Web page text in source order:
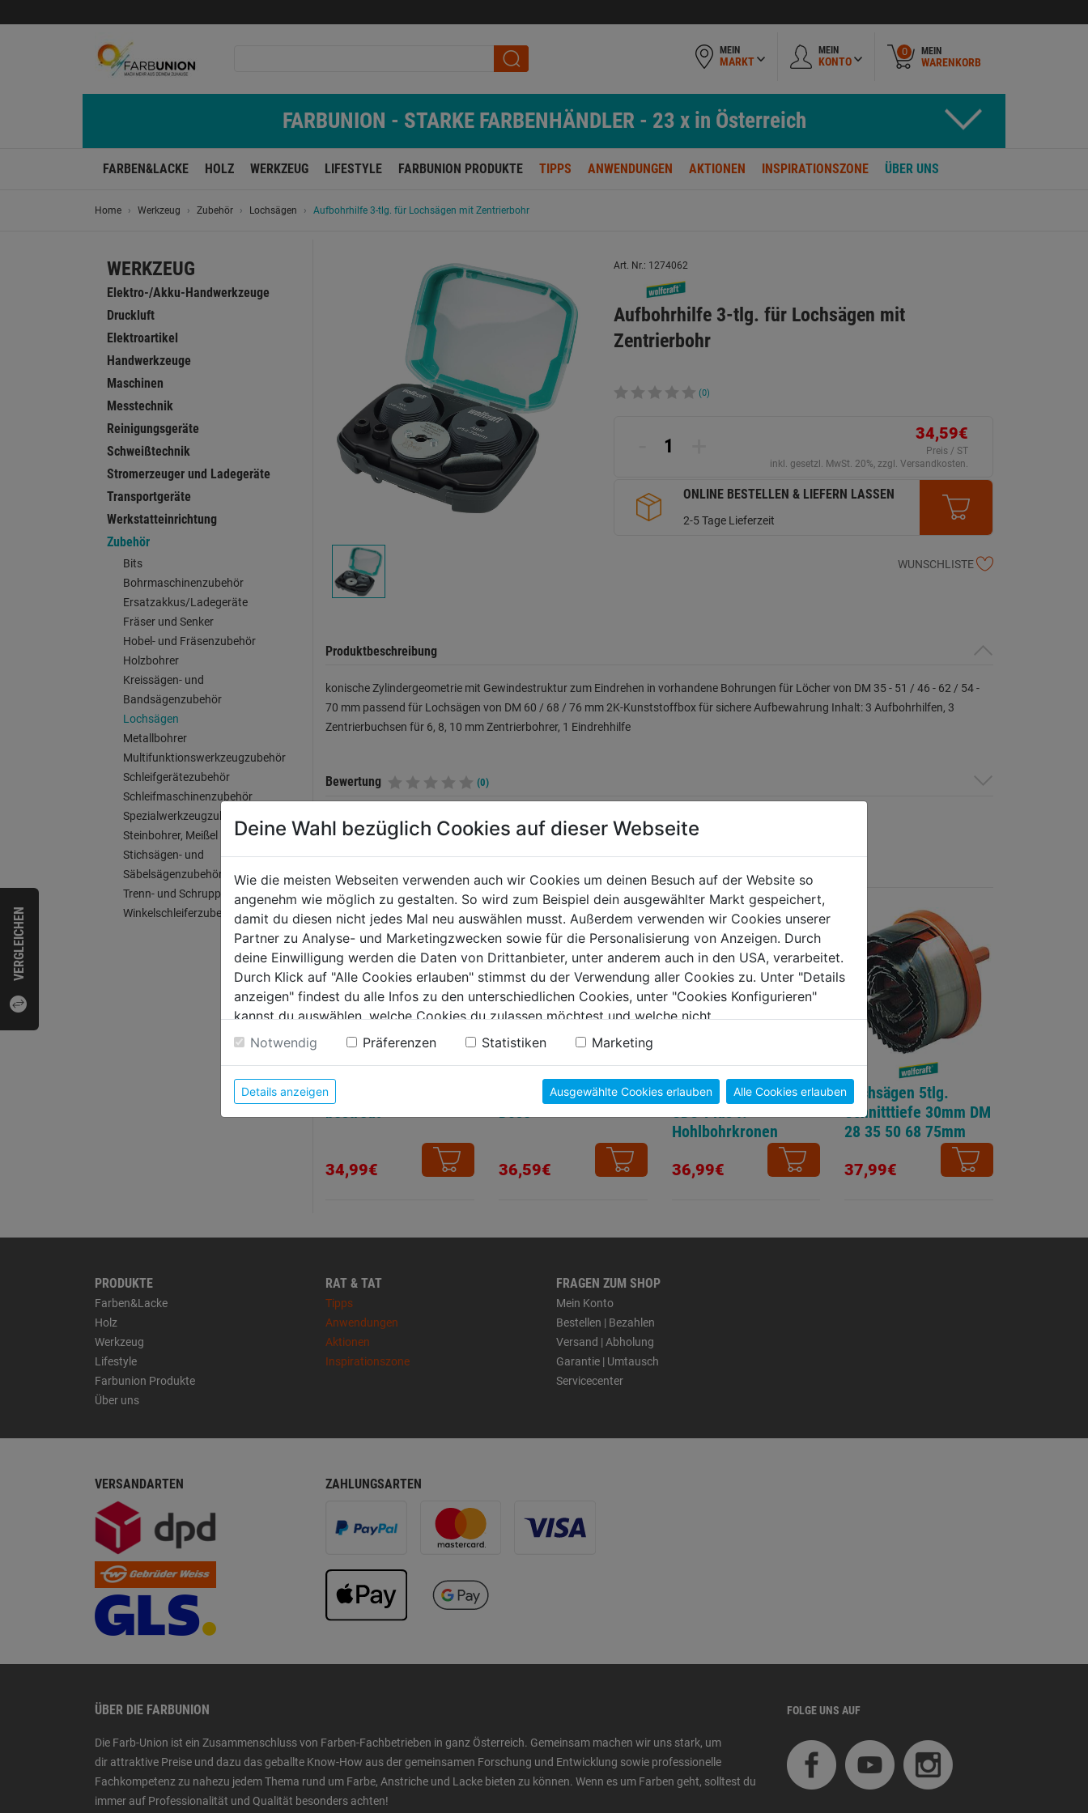
VERGLEICHEN
MEIN
MARKT
MEIN
KONTO
0 MEIN
WARENKORB
FARBUNION - STARKE FARBENHÄNDLER - 23 x in Österreich
FARBEN&LACKE HOLZ WERKZEUG LIFESTYLE FARBUNION PRODUKTE TIPPS ANWENDUNGEN AKTIONEN INSPIRATIONSZONE ÜBER UNS
Home Werkzeug Zubehör Lochsägen Aufbohrhilfe 3-tlg. für Lochsägen mit Zentrierbohr
WERKZEUG
Elektro-/Akku-Handwerkzeuge
Druckluft
Elektroartikel
Handwerkzeuge
Maschinen
Messtechnik
Reinigungsgeräte
Schweißtechnik
Stromerzeuger und Ladegeräte
Transportgeräte
Werkstatteinrichtung
Zubehör
Bits
Bohrmaschinenzubehör
Ersatzakkus/Ladegeräte
Fräser und Senker
Hobel- und Fräsenzubehör
Holzbohrer
Kreissägen- und
Bandsägenzubehör
Lochsägen
Metallbohrer
Multifunktionswerkzeugzubehör
Schleifgerätezubehör
Schleifmaschinenzubehör
Spezialwerkzeugzubehör
Steinbohrer, Meißel
Stichsägen- und
Säbelsägenzubehör
Trenn- und Schruppscheiben
Winkelschleiferzubehör
Art. Nr.: 1274062
Aufbohrhilfe 3-tlg. für Lochsägen mit
Zentrierbohr
(0)
34,59€
Preis / ST
inkl. gesetzl. MwSt. 20%, zzgl. Versandkosten.
ONLINE BESTELLEN & LIEFERN LASSEN
2-5 Tage Lieferzeit
WUNSCHLISTE
Produktbeschreibung
konische Zylindergeometrie mit Gewindestruktur zum Eindrehen in vorhandene Bohrungen für Löcher von DM 35 - 51 / 46 - 62 / 54 -
70 mm passend für Lochsägen von DM 60 / 68 / 76 mm 2K-Kunststoffbox für sichere Aufbewahrung Inhalt: 3 Aufbohrhilfen, 3
Zentrierbuchsen für 6, 8, 10 mm Zentrierbohrer, 1 Eindrehhilfe
Bewertung (0)
WEITERE PRODUKTE AUS DIESER KATEGORIE
Bohrkranz HM-
34,99€
Schneidspray 400ml
36,59€
Spanndorn Schaft
Hohlbohrkronen
36,99€
Lochsägen 5tlg.
Schnitttiefe 30mm DM
28 35 50 68 75mm
37,99€
PRODUKTE
Farben&Lacke
Holz
Werkzeug
Lifestyle
Farbunion Produkte
Über uns
RAT & TAT
Tipps
Anwendungen
Aktionen
Inspirationszone
FRAGEN ZUM SHOP
Mein Konto
Bestellen | Bezahlen
Versand | Abholung
Garantie | Umtausch
Servicecenter
VERSANDARTEN ZAHLUNGSARTEN
ÜBER DIE FARBUNION
Die Farb-Union ist ein Zusammenschluss von Farben-Fachbetrieben in ganz Österreich. Gemeinsam machen wir uns stark, um
dir attraktive Preise und dazu das geballte Know-How aus der gemeinsamen Forschung und Entwicklung sowie professionelle
Fachkompetenz zu nahezu jedem Thema rund um Farbe, Anstriche und Lacke bieten zu können. Wenn es um Farben geht, solltest du
immer auf Professionalität und Qualität besonders achten!
FOLGE UNS AUF
Deine Wahl bezüglich Cookies auf dieser Webseite
Wie die meisten Webseiten verwenden auch wir Cookies um deinen Besuch auf der Website so
angenehm wie möglich zu gestalten. So wird zum Beispiel dein ausgewählter Markt gespeichert,
damit du diesen nicht jedes Mal neu auswählen musst. Außerdem verwenden wir Cookies unserer
Partner zu Analyse- und Marketingzwecken sowie für die Personalisierung von Anzeigen. Durch
deine Einwilligung werden die Daten von Drittanbieter, unter anderem auch in den USA, verarbeitet.
Durch Klick auf "Alle Cookies erlauben" stimmst du der Verwendung aller Cookies zu. Unter "Details
anzeigen" findest du alle Infos zu den unterschiedlichen Cookies, unter "Cookies Konfigurieren"
kannst du auswählen, welche Cookies du zulassen möchtest und welche nicht.
Weitere Informationen findest du in unserer Datenschutzerklärung
Notwendig Präferenzen Statistiken Marketing
Details anzeigen Ausgewählte Cookies erlauben Alle Cookies erlauben